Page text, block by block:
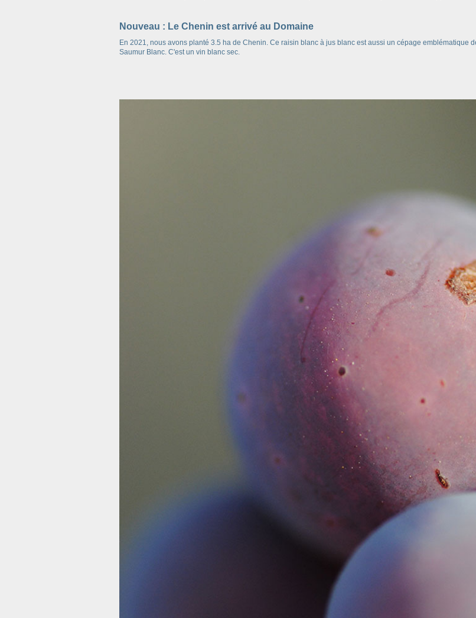
Nouveau : Le Chenin est arrivé au Domaine
En 2021, nous avons planté 3.5 ha de Chenin. Ce raisin blanc à jus blanc est aussi un cépage emblématique
Saumur Blanc. C'est un vin blanc sec.